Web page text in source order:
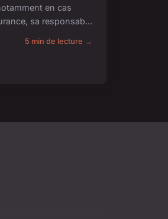
en cas
sa responsab...
5 min de lecture →